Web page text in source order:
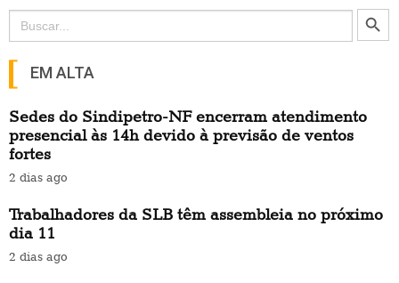
Search
for:
Search Button
EM ALTA
Sedes do Sindipetro-NF encerram atendimento
presencial às 14h devido à previsão de ventos
fortes
2 dias ago
Trabalhadores da SLB têm assembleia no próximo
dia 11
2 dias ago